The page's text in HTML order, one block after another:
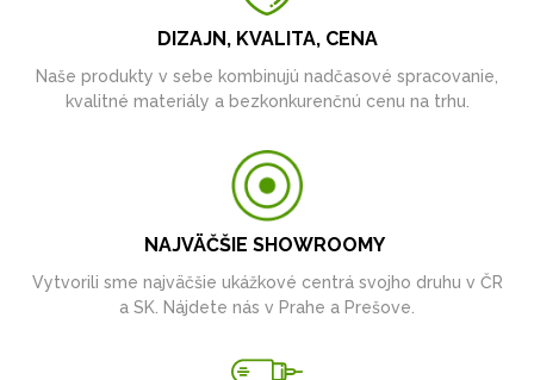
DIZAJN, KVALITA, CENA
Naše produkty v sebe kombinujú nadčasové spracovanie,
kvalitné materiály a bezkonkurenčnú cenu na trhu.
NAJVÄČŠIE SHOWROOMY
Vytvorili sme najväčšie ukážkové centrá svojho druhu v ČR
a SK. Nájdete nás v Prahe a Prešove.